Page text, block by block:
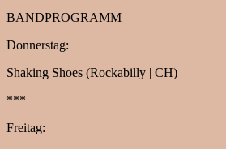
BANDPROGRAMM
Donnerstag:
Shaking Shoes (Rockabilly | CH)
***
Freitag: